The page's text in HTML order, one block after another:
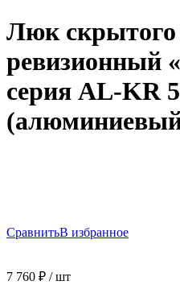
Люк
ревизионный
серия AL-KR
СравнитьВ избранное
7 760 ₽ / шт